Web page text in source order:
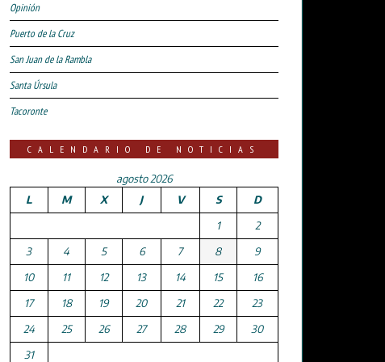
Opinión
Puerto de la Cruz
San Juan de la Rambla
Santa Úrsula
Tacoronte
CALENDARIO DE NOTICIAS
agosto 2026
L
M X J V S
D
1
2
3
4 5 6 7 8
9
10
11 12 13 14 15
16
17
18 19 20 21 22
23
24
25 26 27 28 29
30
31